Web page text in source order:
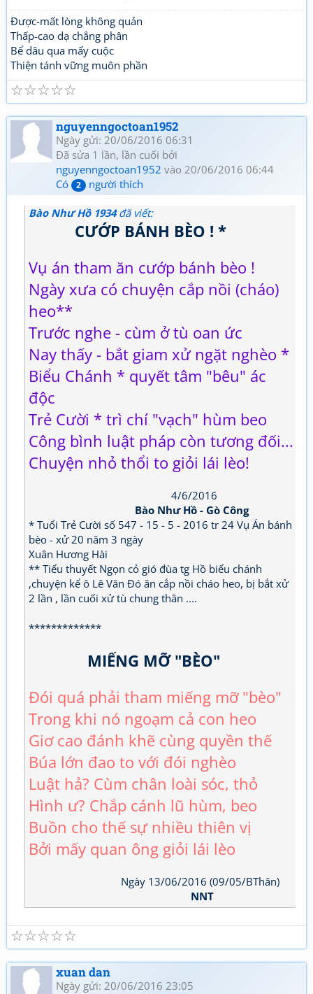
Được-mất lòng không quản
Thấp-cao dạ chẳng phân
Bể dâu qua mấy cuộc
Thiện tánh vững muôn phần
☆
☆
☆
☆
☆
nguyenngoctoan1952
Ngày gửi: 20/06/2016 06:31
Đã sửa 1 lần, lần cuối bởi
nguyenngoctoan1952 vào 20/06/2016 06:44
Có
2 người thích
Bào Như Hồ 1934đã viết:
CƯỚP BÁNH BÈO ! *
Vụ án tham ăn cướp bánh bèo !
Ngày xưa có chuyện cắp nồi (cháo)
heo**
Trước nghe - cùm ở tù oan ức
Nay thấy - bắt giam xử ngặt nghèo *
Biểu Chánh * quyết tâm "bêu" ác
độc
Trẻ Cười * trì chí "vạch" hùm beo
Công bình luật pháp còn tương đối...
Chuyện nhỏ thổi to giỏi lái lèo!
4/6/2016
Bào Như Hồ - Gò Công
* Tuổi Trẻ Cười số 547 - 15 - 5 - 2016 tr 24 Vụ Án bánh
bèo - xử 20 năm 3 ngày
Xuân Hương Hài
** Tiểu thuyết Ngọn cỏ gió đùa tg Hồ biểu chánh
,chuyện kể ô Lê Văn Đó ăn cắp nồi cháo heo, bị bắt xử
2 lần , lần cuối xử tù chung thân ....
*************
MIẾNG MỠ "BÈO"
Đói quá phải tham miếng mỡ "bèo"
Trong khi nó ngoạm cả con heo
Giơ cao đánh khẽ cùng quyền thế
Búa lớn đao to với đói nghèo
Luật hả? Cùm chân loài sóc, thỏ
Hình ư? Chắp cánh lũ hùm, beo
Buồn cho thế sự nhiều thiên vị
Bởi mấy quan ông giỏi lái lèo
Ngày 13/06/2016 (09/05/BThân)
NNT
☆
☆
☆
☆
☆
xuan dan
Ngày gửi: 20/06/2016 23:05